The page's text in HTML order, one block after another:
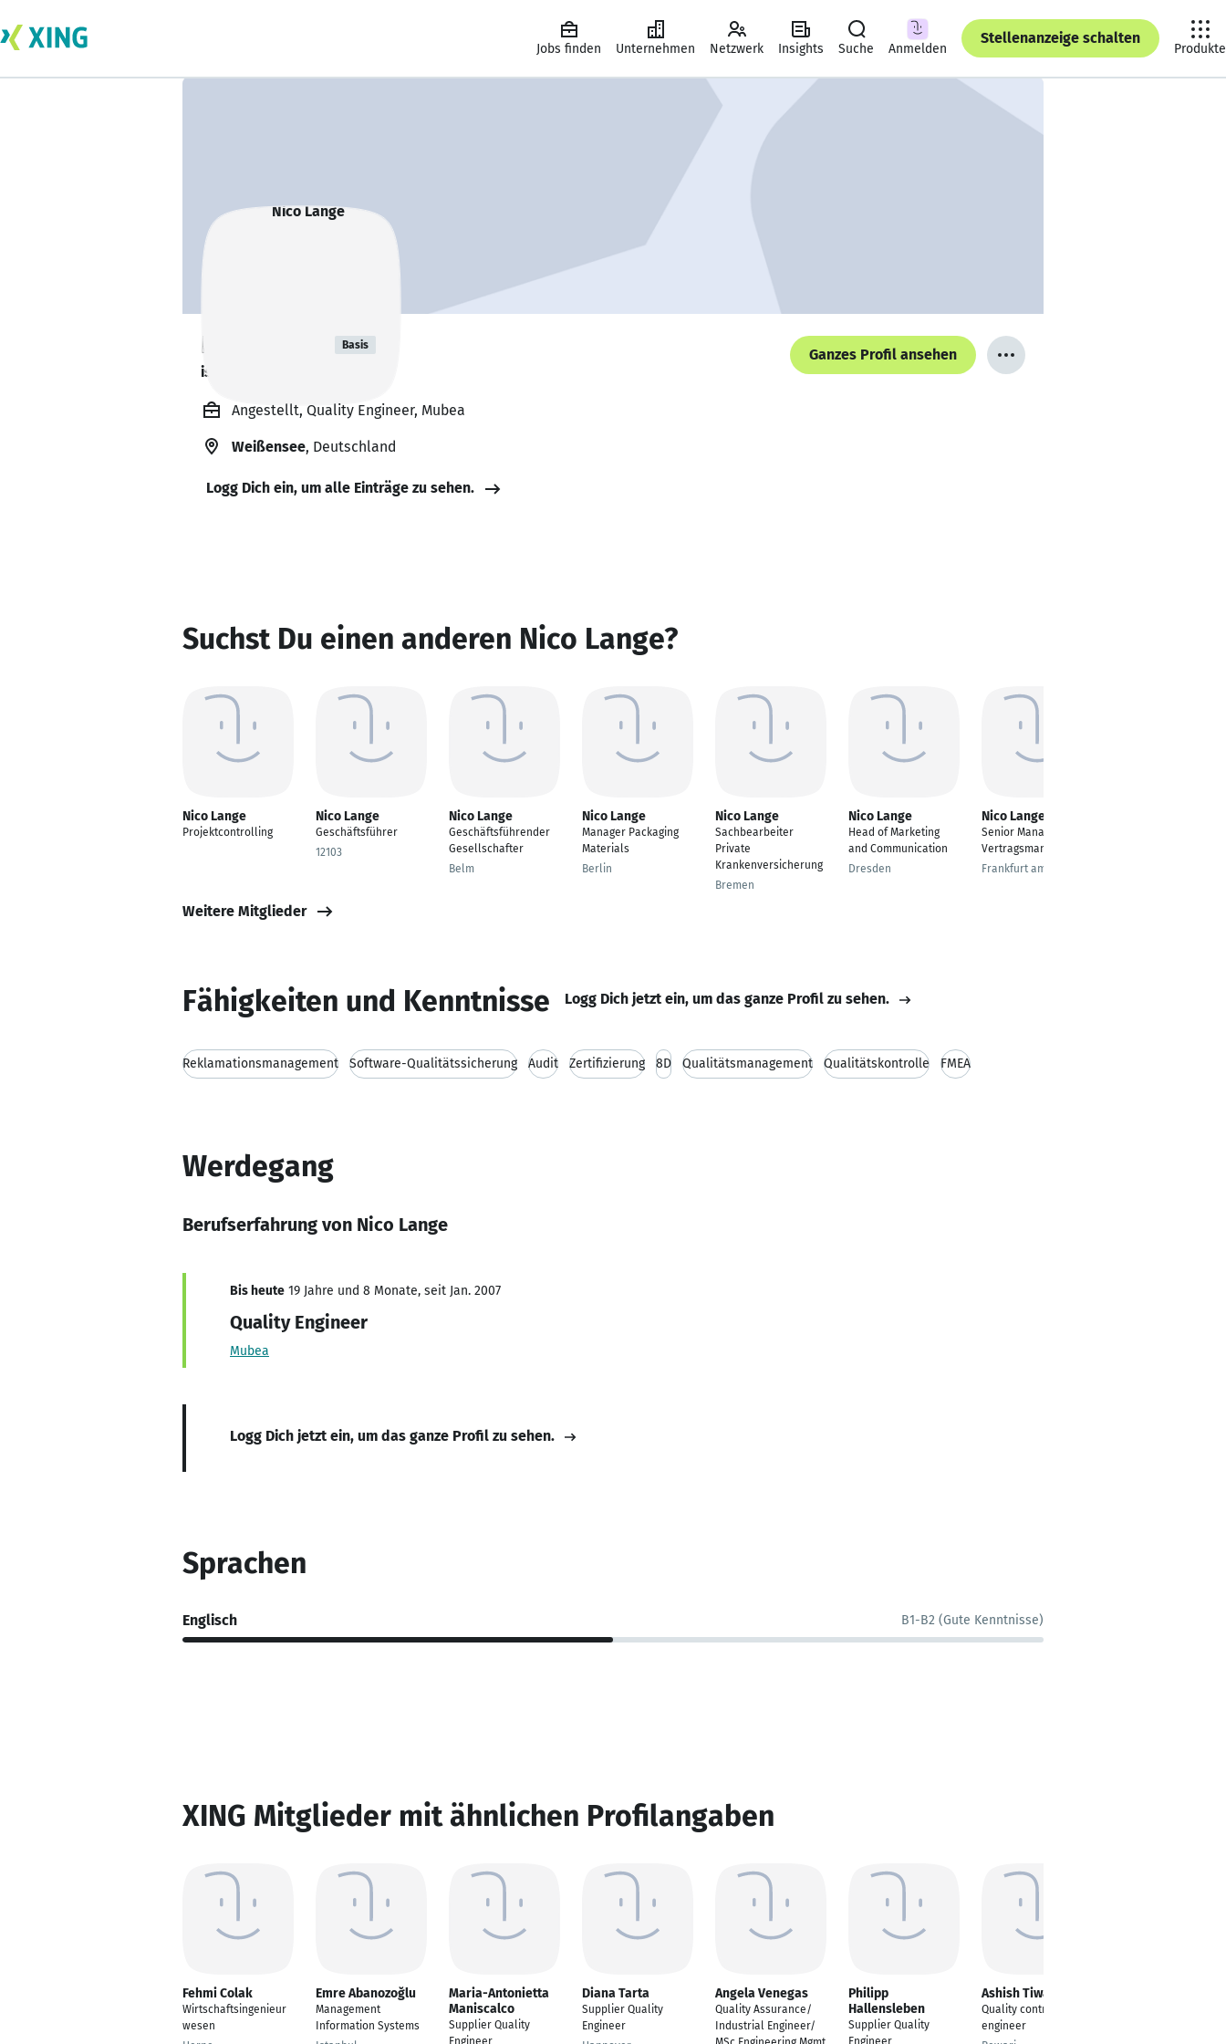
Jobs finden Unternehmen Netzwerk Insights Suche Anmelden
Stellenanzeige schalten
Produkte
Nico Lange Basis
ist offen für Projekte. 🔎
Ganzes Profil ansehen
Angestellt, Quality Engineer, Mubea
Weißensee, Deutschland
Logg Dich ein, um alle Einträge zu sehen.
Suchst Du einen anderen Nico Lange?
Nico Lange
Projektcontrolling
Nico Lange
Geschäftsführer
12103
Nico Lange
Geschäftsführender
Gesellschafter
Belm
Nico Lange
Manager Packaging
Materials
Berlin
Nico Lange
Sachbearbeiter
Private
Krankenversicherung
Bremen
Nico Lange
Head of Marketing
and Communication
Dresden
Nico Lange
Senior Manager im KC
Vertragsmanagement
Frankfurt am Main
Weitere Mitglieder
Fähigkeiten und Kenntnisse Logg Dich jetzt ein, um das ganze Profil zu sehen.
Reklamationsmanagement Software-Qualitätssicherung Audit Zertifizierung 8D Qualitätsmanagement Qualitätskontrolle FMEA
Werdegang
Berufserfahrung von Nico Lange
Bis heute 19 Jahre und 8 Monate, seit Jan. 2007
Quality Engineer
Mubea
Logg Dich jetzt ein, um das ganze Profil zu sehen.
Sprachen
Englisch B1-B2 (Gute Kenntnisse)
XING Mitglieder mit ähnlichen Profilangaben
Fehmi Colak
Wirtschaftsingenieur
wesen
Emre Abanozoğlu
Management
Information Systems
Maria-Antonietta
Maniscalco
Supplier Quality
Engineer
Diana Tarta
Supplier Quality
Engineer
Angela Venegas
Quality Assurance/
Industrial Engineer/
Philipp
Hallensleben
Supplier Quality
Engineer
Ashish Tiwari
Quality control
engineer